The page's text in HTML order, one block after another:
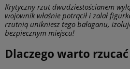
Krytyczny rzut dwudziestościanem
wojownik właśnie potrącił i zalał
rzutnią unikniesz tego bałaganu,
bezpiecznym miejscu!
Dlaczego warto